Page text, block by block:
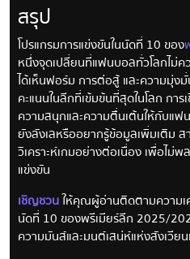
สรุป
โปรแกรมการแข่งขันในนัดที่ 10 ของ
หนึ่งจุดเปลี่ยนที่แฟนบอลทั่วโลกไม่ค
ได้เห็นฟอร์ม การต่อสู้ และความมุ่ง
คะแนนในลีกที่เข้มข้นที่สุดในโลก กา
ความสนุกและความตื่นเต้นให้กับแ
ยังลังเลหรืออยากรู้ข้อมูลเพิ่มเติม
วิเคราะห์เกมอย่างต่อเนื่อง เพื่อไ
แข่งขัน
เชิญชวนให้คุณผู้อ่านติดตามความเ
นัดที่ 10 ของพรีเมียร์ลีก 2025/
ความมันส์และมนต์เสน่ห์แห่งสังเวีย